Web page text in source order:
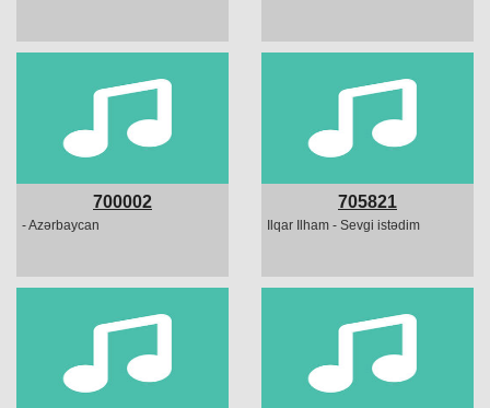
700002
- Azərbaycan
705821
Ilqar Ilham - Sevgi istədim